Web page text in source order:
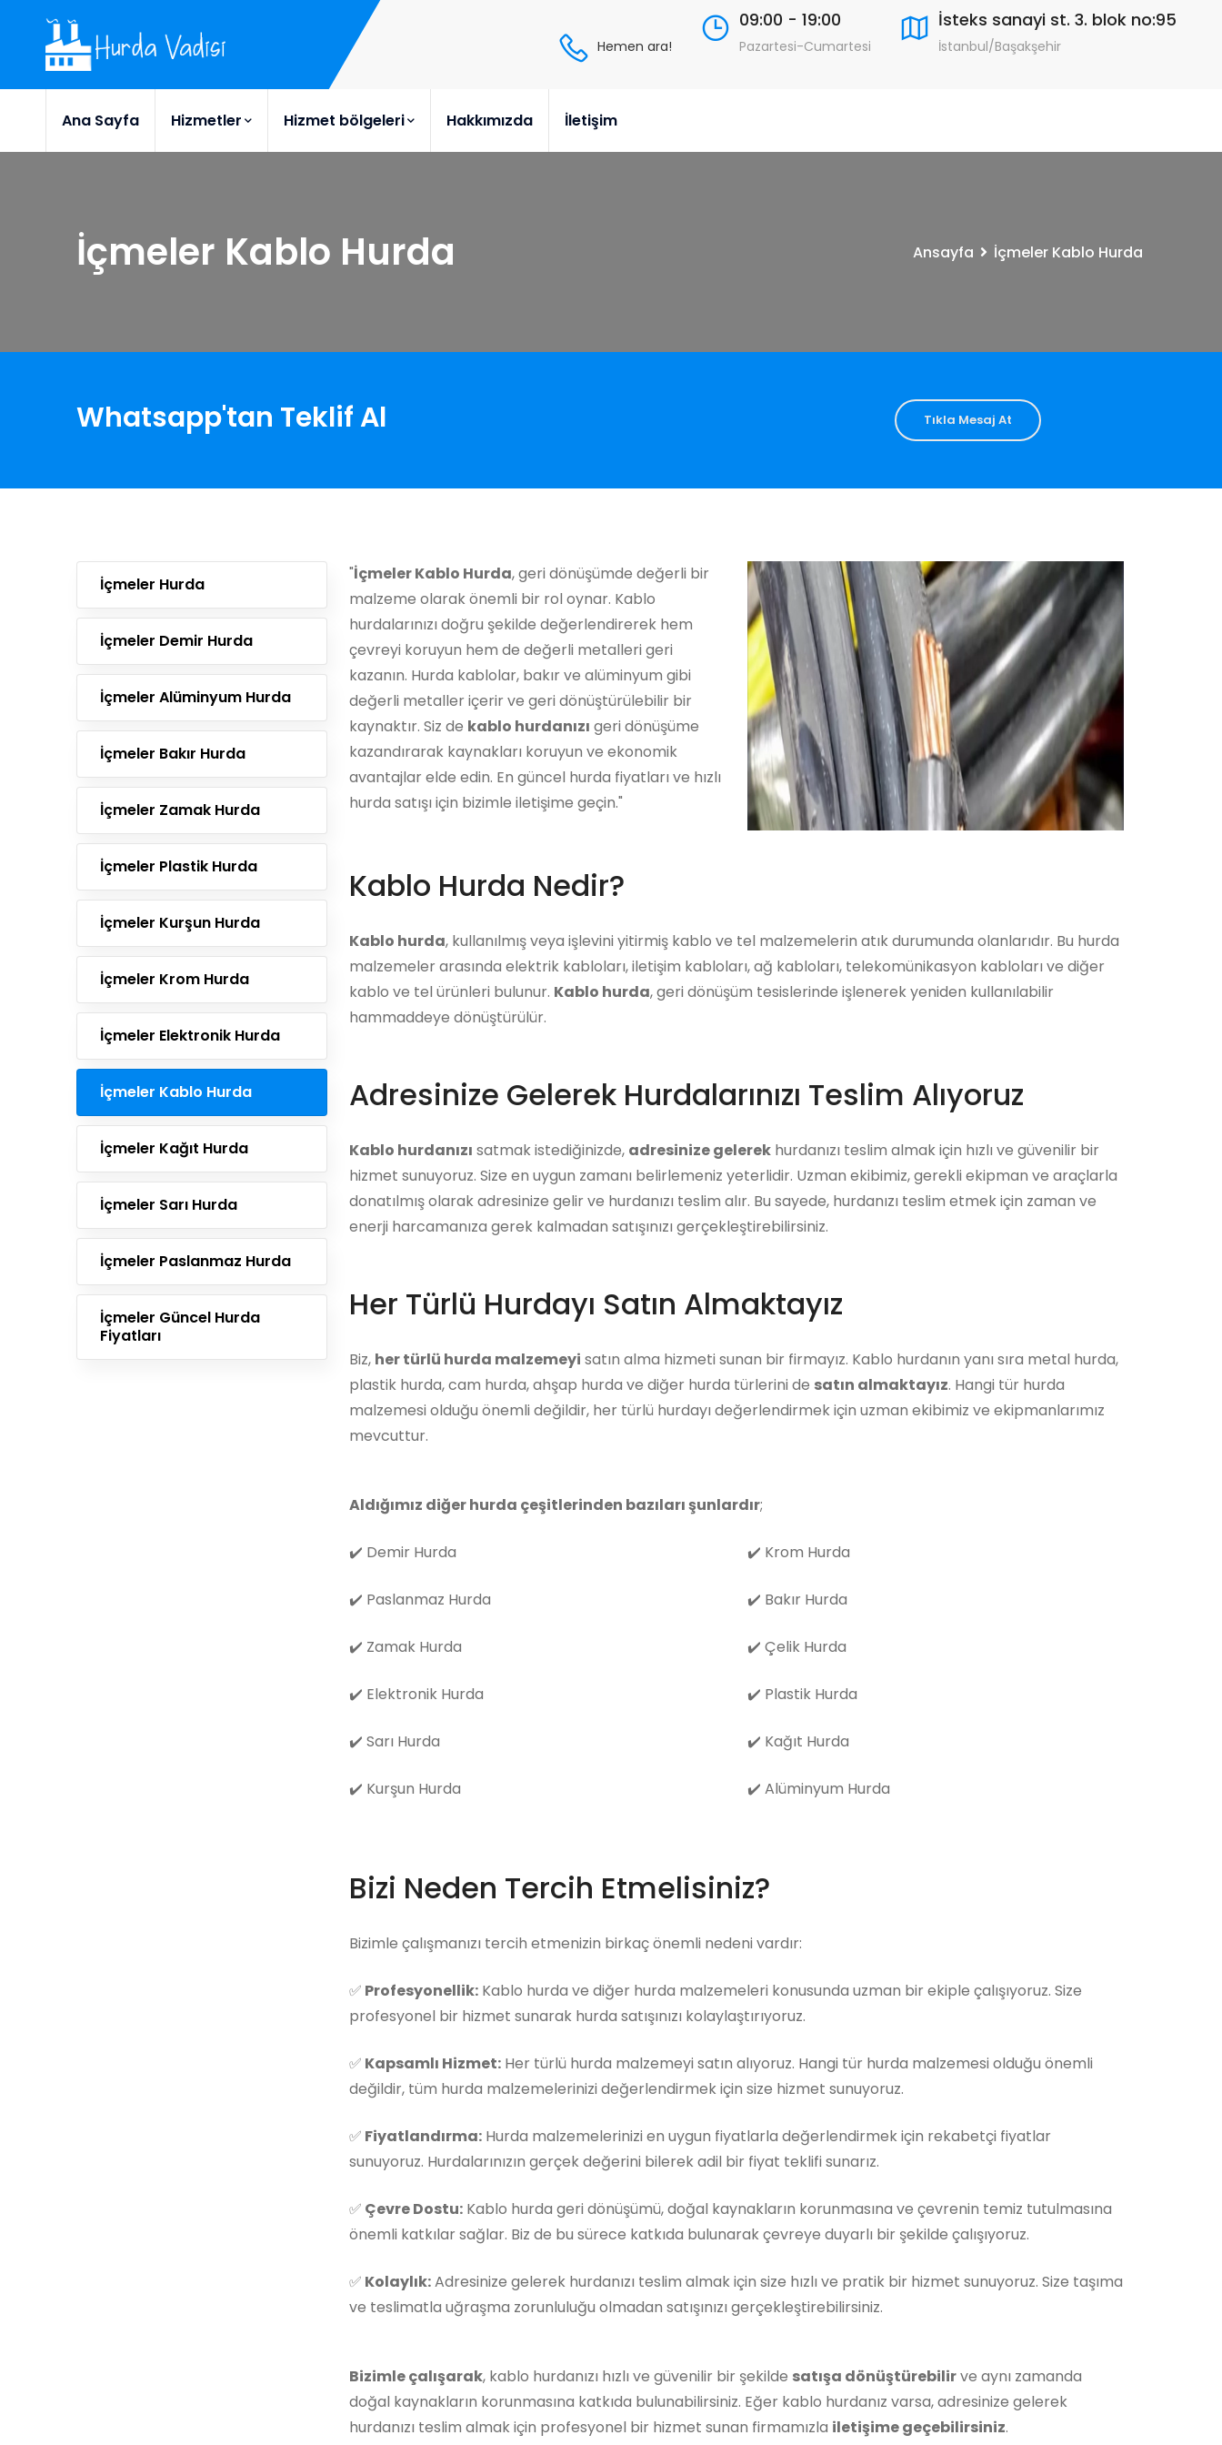
Hemen ara!
09:00 - 19:00
Pazartesi-Cumartesi
İsteks sanayi st. 3. blok no:95
İstanbul/Başakşehir
Ana Sayfa Hizmetler Hizmet bölgeleri Hakkımızda İletişim
İçmeler Kablo Hurda Ansayfa İçmeler Kablo Hurda
Whatsapp'tan Teklif Al Tıkla Mesaj At
İçmeler Hurda
İçmeler Demir Hurda
İçmeler Alüminyum Hurda
İçmeler Bakır Hurda
İçmeler Zamak Hurda
İçmeler Plastik Hurda
İçmeler Kurşun Hurda
İçmeler Krom Hurda
İçmeler Elektronik Hurda
İçmeler Kablo Hurda
İçmeler Kağıt Hurda
İçmeler Sarı Hurda
İçmeler Paslanmaz Hurda
İçmeler Güncel Hurda
Fiyatları
"İçmeler Kablo Hurda, geri dönüşümde değerli bir
malzeme olarak önemli bir rol oynar. Kablo
hurdalarınızı doğru şekilde değerlendirerek hem
çevreyi koruyun hem de değerli metalleri geri
kazanın. Hurda kablolar, bakır ve alüminyum gibi
değerli metaller içerir ve geri dönüştürülebilir bir
kaynaktır. Siz de kablo hurdanızı geri dönüşüme
kazandırarak kaynakları koruyun ve ekonomik
avantajlar elde edin. En güncel hurda fiyatları ve hızlı
hurda satışı için bizimle iletişime geçin."
Kablo Hurda Nedir?
Kablo hurda, kullanılmış veya işlevini yitirmiş kablo ve tel malzemelerin atık durumunda olanlarıdır. Bu hurda
malzemeler arasında elektrik kabloları, iletişim kabloları, ağ kabloları, telekomünikasyon kabloları ve diğer
kablo ve tel ürünleri bulunur. Kablo hurda, geri dönüşüm tesislerinde işlenerek yeniden kullanılabilir
hammaddeye dönüştürülür.
Adresinize Gelerek Hurdalarınızı Teslim Alıyoruz
Kablo hurdanızı satmak istediğinizde, adresinize gelerek hurdanızı teslim almak için hızlı ve güvenilir bir
hizmet sunuyoruz. Size en uygun zamanı belirlemeniz yeterlidir. Uzman ekibimiz, gerekli ekipman ve araçlarla
donatılmış olarak adresinize gelir ve hurdanızı teslim alır. Bu sayede, hurdanızı teslim etmek için zaman ve
enerji harcamanıza gerek kalmadan satışınızı gerçekleştirebilirsiniz.
Her Türlü Hurdayı Satın Almaktayız
Biz, her türlü hurda malzemeyi satın alma hizmeti sunan bir firmayız. Kablo hurdanın yanı sıra metal hurda,
plastik hurda, cam hurda, ahşap hurda ve diğer hurda türlerini de satın almaktayız. Hangi tür hurda
malzemesi olduğu önemli değildir, her türlü hurdayı değerlendirmek için uzman ekibimiz ve ekipmanlarımız
mevcuttur.
Aldığımız diğer hurda çeşitlerinden bazıları şunlardır;
✔️ Demir Hurda
✔️ Paslanmaz Hurda
✔️ Zamak Hurda
✔️ Elektronik Hurda
✔️ Sarı Hurda
✔️ Kurşun Hurda
✔️ Krom Hurda
✔️ Bakır Hurda
✔️ Çelik Hurda
✔️ Plastik Hurda
✔️ Kağıt Hurda
✔️ Alüminyum Hurda
Bizi Neden Tercih Etmelisiniz?
Bizimle çalışmanızı tercih etmenizin birkaç önemli nedeni vardır:
✅ Profesyonellik: Kablo hurda ve diğer hurda malzemeleri konusunda uzman bir ekiple çalışıyoruz. Size
profesyonel bir hizmet sunarak hurda satışınızı kolaylaştırıyoruz.
✅ Kapsamlı Hizmet: Her türlü hurda malzemeyi satın alıyoruz. Hangi tür hurda malzemesi olduğu önemli
değildir, tüm hurda malzemelerinizi değerlendirmek için size hizmet sunuyoruz.
✅ Fiyatlandırma: Hurda malzemelerinizi en uygun fiyatlarla değerlendirmek için rekabetçi fiyatlar
sunuyoruz. Hurdalarınızın gerçek değerini bilerek adil bir fiyat teklifi sunarız.
✅ Çevre Dostu: Kablo hurda geri dönüşümü, doğal kaynakların korunmasına ve çevrenin temiz tutulmasına
önemli katkılar sağlar. Biz de bu sürece katkıda bulunarak çevreye duyarlı bir şekilde çalışıyoruz.
✅ Kolaylık:Adresinize gelerek hurdanızı teslim almak için size hızlı ve pratik bir hizmet sunuyoruz. Size taşıma
ve teslimatla uğraşma zorunluluğu olmadan satışınızı gerçekleştirebilirsiniz.
Bizimle çalışarak, kablo hurdanızı hızlı ve güvenilir bir şekilde satışa dönüştürebilirve aynı zamanda
doğal kaynakların korunmasına katkıda bulunabilirsiniz. Eğer kablo hurdanız varsa, adresinize gelerek
hurdanızı teslim almak için profesyonel bir hizmet sunan firmamızla iletişime geçebilirsiniz.